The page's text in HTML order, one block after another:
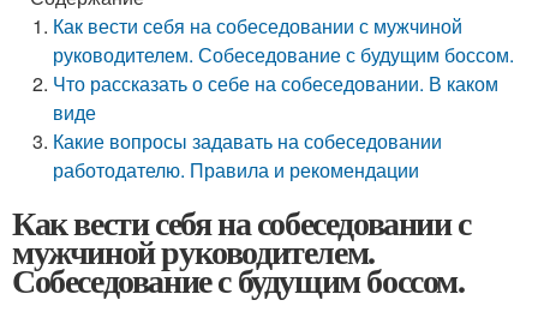
Как вести себя на собеседовании с мужчиной
руководителем. Собеседование с будущим боссом.
Что рассказать о себе на собеседовании. В каком
виде
Какие вопросы задавать на собеседовании
работодателю. Правила и рекомендации
Как вести себя на собеседовании с
мужчиной руководителем.
Собеседование с будущим боссом.